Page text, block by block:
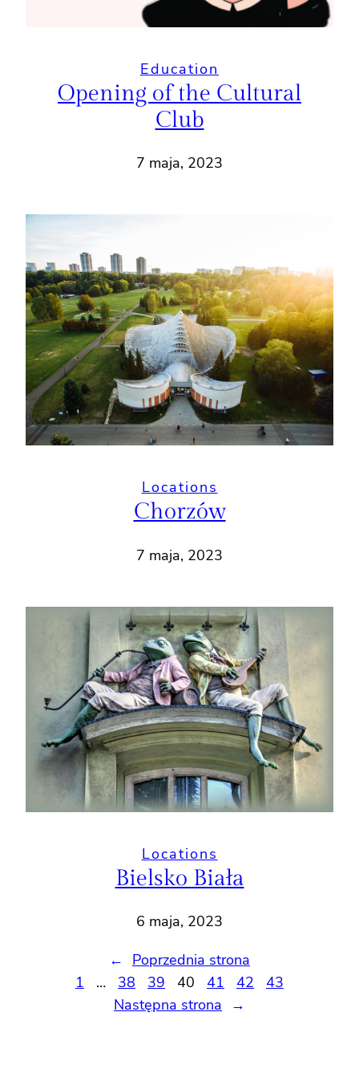
Education
Opening of the Cultural
Club
7 maja, 2023
Locations
Chorzów
7 maja, 2023
Locations
Bielsko Biała
6 maja, 2023
←
Poprzednia strona
1
… 38 39 40 41 42
43
Następna strona
→